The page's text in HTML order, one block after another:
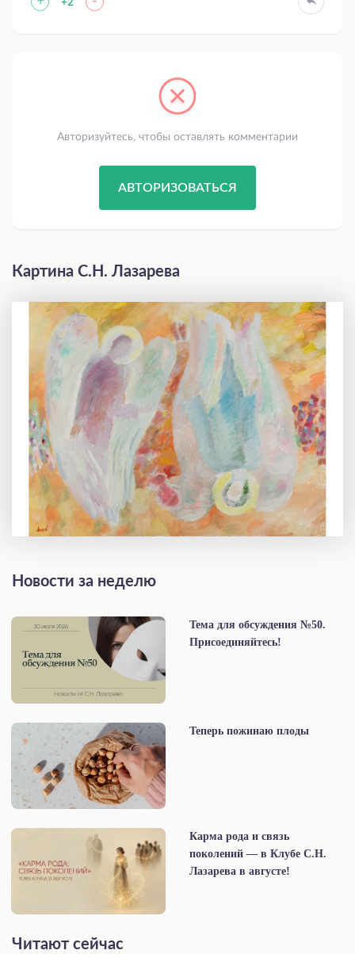
Авторизуйтесь, чтобы оставлять комментарии
АВТОРИЗОВАТЬСЯ
Картина С.Н. Лазарева
Новости за неделю
Тема для обсуждения №50.
Присоединяйтесь!
Теперь пожинаю плоды
Карма рода и связь
поколений — в Клубе С.Н.
Лазарева в августе!
Читают сейчас